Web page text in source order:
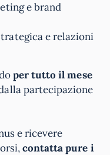
e brand
e relazioni
per tutto il mese
partecipazione
e ricevere
contatta pure i